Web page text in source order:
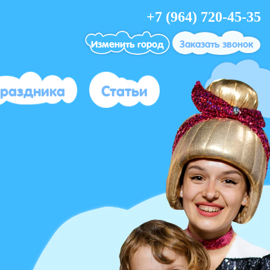
+7 (964) 720-45-35
Изменить город Заказать звонок
Статьи